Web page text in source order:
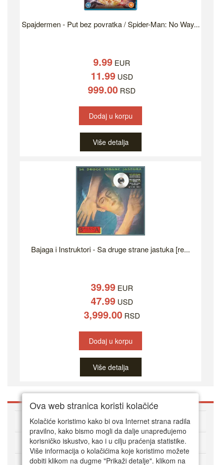
Spajdermen - Put bez povratka / Spider-Man: No Way...
9.99 EUR
11.99USD
999.00 RSD
Dodaj u korpu
Više detalja
Bajaga i Instruktori - Sa druge strane jastuka [re...
39.99EUR
47.99USD
3,999.00RSD
Dodaj u korpu
Više detalja
O DVD Zoni
Kako kupovati online
Ova web stranica koristi kolačiće
Kolačiće koristimo kako bi ova Internet strana radila
pravilno, kako bismo mogli da dalje unapređujemo
korisničko iskustvo, kao i u cilju praćenja statistike.
Više informacija o kolačićima koje koristimo možete
dobiti klikom na dugme "Prikaži detalje". klikom na